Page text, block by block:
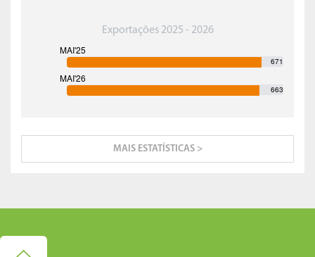
Exportações 2025 - 2026
671
663
MAIS ESTATÍSTICAS >